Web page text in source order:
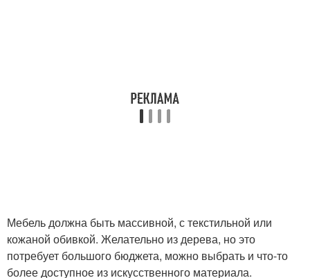
Мебель должна быть массивной, с текстильной или
кожаной обивкой. Желательно из дерева, но это
потребует большого бюджета, можно выбрать и что-то
более доступное из искусственного материала.